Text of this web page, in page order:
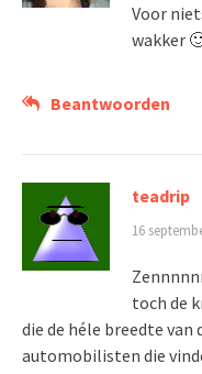
Voor
wakker
Beantwoorden
teadrip
16
toch de
die de héle breedte van
automobilisten die